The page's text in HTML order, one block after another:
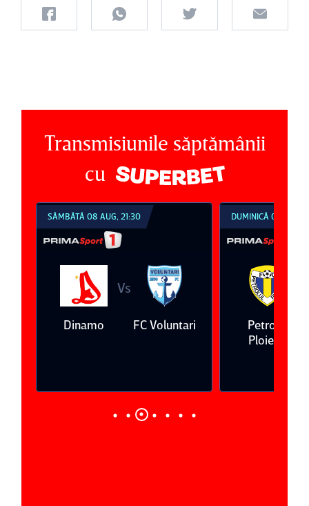
Transmisiunile săptămânii
cu
SÂMBĂTĂ 08 AUG, 21:30
Dinamo
Vs
FC Voluntari
DUMINICĂ 09 AUG,
Petrolul
Ploieşti